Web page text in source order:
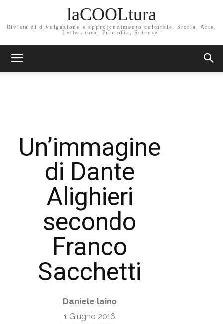
laCOOLtura
Rivista di divulgazione e approfondimento culturale. Storia, Arte,
Letteratura, Filosofia, Scienze.
Un’immagine
di Dante
Alighieri
secondo
Franco
Sacchetti
Daniele laino
1 Giugno 2016